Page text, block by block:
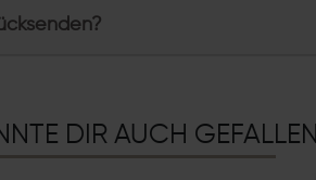
DIR AUCH GEFALLEN